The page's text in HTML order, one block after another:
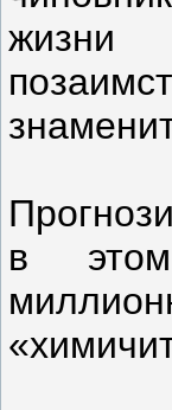
жизни
в этом